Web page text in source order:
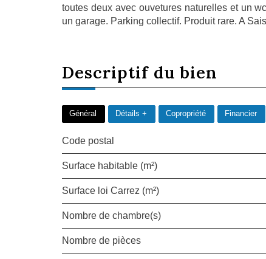
toutes deux avec ouvetures naturelles et un
un garage. Parking collectif. Produit rare. A
descriptif du bien
Général Détails + Copropriété Financier
Code postal
Surface habitable (m²)
Surface loi Carrez (m²)
Nombre de chambre(s)
Nombre de pièces